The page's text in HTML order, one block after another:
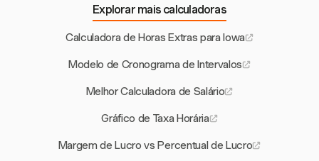
Explorar mais calculadoras
Calculadora de Horas Extras para Iowa
Modelo de Cronograma de Intervalos
Melhor Calculadora de Salário
Gráfico de Taxa Horária
Margem de Lucro vs Percentual de Lucro